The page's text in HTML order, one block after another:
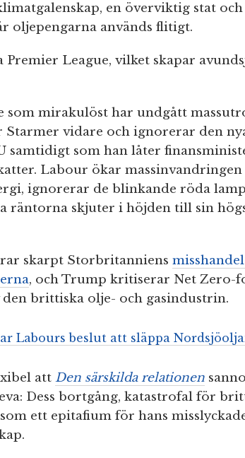
en överviktig stat
oljepengarna används flitigt.
League, vilket skapar
som mirakulöst har undgått
vidare och ignorerar den
samtidigt som han låter
Labour ökar
ignorerar de blinkande röda
räntorna skjuter i höjden till sin
skarpt Storbritanniens
, och Trump kritiserar Net Zero-
den brittiska olje- och gasindustrin.
Labours beslut att släppa
att Den särskilda relationen
Dess bortgång, katastrofal för
ett epitafium för hans